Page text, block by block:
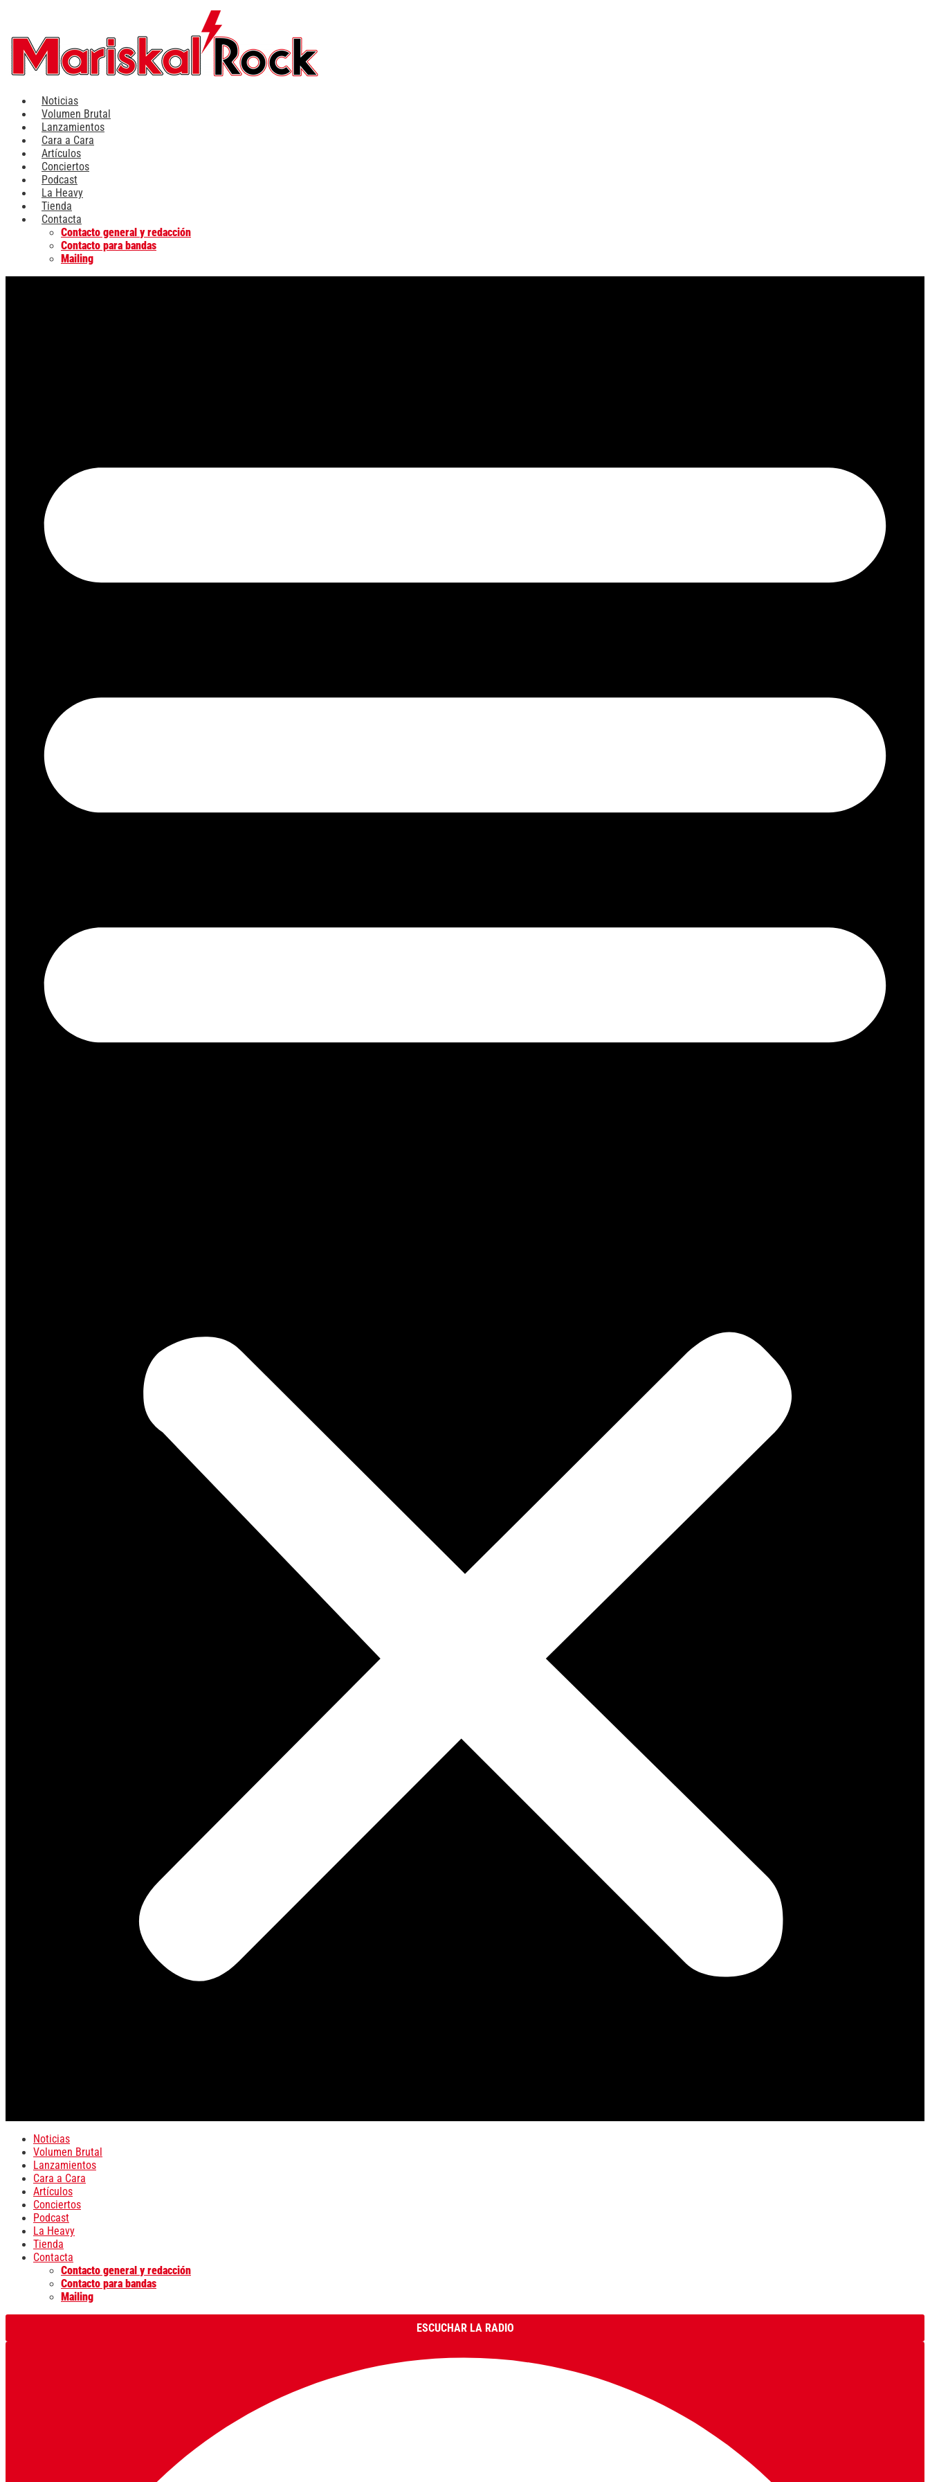
contenido
Noticias
Volumen Brutal
Lanzamientos
Cara a Cara
Artículos
Conciertos
Podcast
La Heavy
Tienda
Contacta
Contacto general y redacción
Contacto para bandas
Mailing
Noticias
Volumen Brutal
Lanzamientos
Cara a Cara
Artículos
Conciertos
Podcast
La Heavy
Tienda
Contacta
Contacto general y redacción
Contacto para bandas
Mailing
ESCUCHAR LA RADIO